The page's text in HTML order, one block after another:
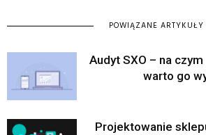
POWIĄZANE ARTYKUŁY
Audyt SXO – na
warto go
Projektowanie